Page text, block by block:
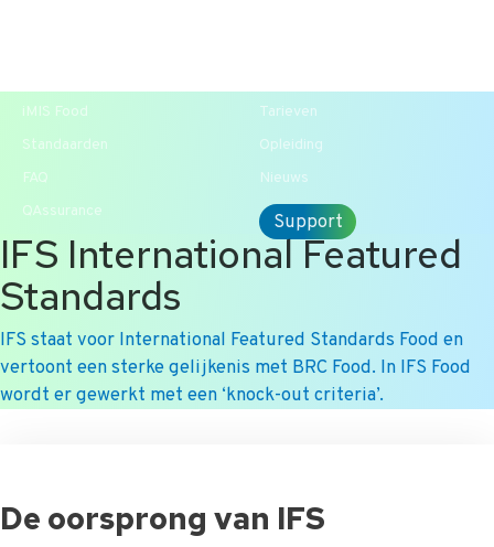
iMIS Food
Tarieven
Standaarden
Opleiding
FAQ
Nieuws
QAssurance
Support
IFS International Featured
Standards
IFS staat voor International Featured Standards Food en
vertoont een sterke gelijkenis met BRC Food. In IFS Food
wordt er gewerkt met een ‘knock-out criteria’.
inhoud
De oorsprong van IFS